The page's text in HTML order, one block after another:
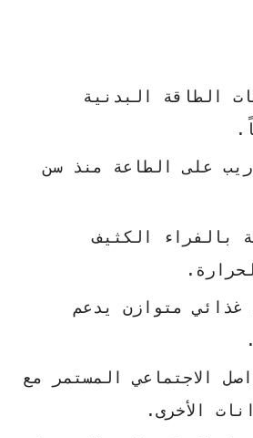
الطاقة البدنية
على الطاعة منذ سن
بالفراء الكثيف
غذائي متوازن يدعم
الاجتماعي المستمر مع
الأخرى.